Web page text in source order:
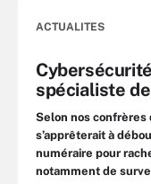
ACTUALITES
spécialiste
Selon nos confrères
s’apprêterait à
numéraire pour
notamment de